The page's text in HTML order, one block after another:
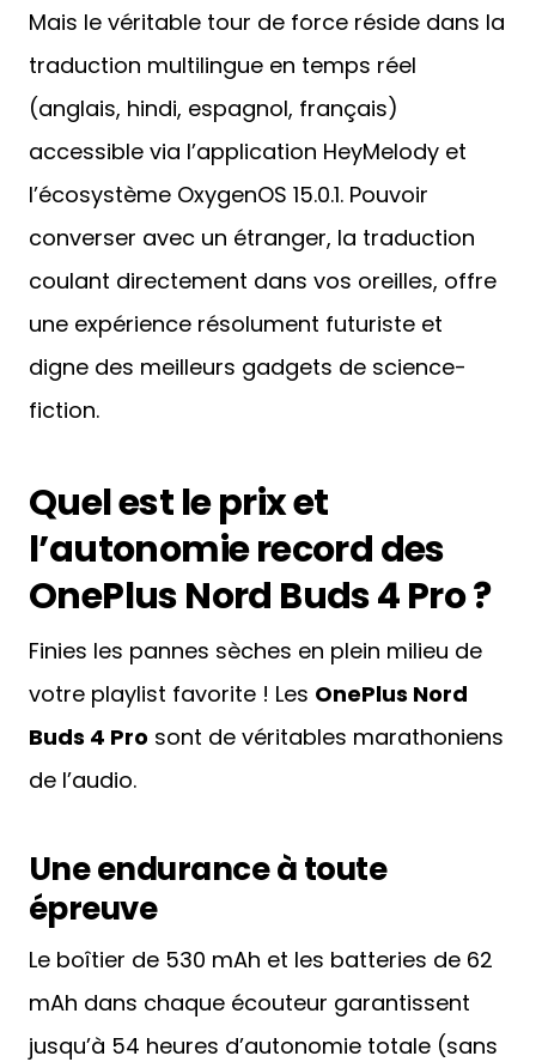
Mais le véritable tour de force réside dans la
traduction multilingue en temps réel
(anglais, hindi, espagnol, français)
accessible via l’application HeyMelody et
l’écosystème OxygenOS 15.0.1. Pouvoir
converser avec un étranger, la traduction
coulant directement dans vos oreilles, offre
une expérience résolument futuriste et
digne des meilleurs gadgets de science-
fiction.
Quel est le prix et
l’autonomie record des
OnePlus Nord Buds 4 Pro ?
Finies les pannes sèches en plein milieu de
votre playlist favorite ! Les OnePlus Nord
Buds 4 Pro sont de véritables marathoniens
de l’audio.
Une endurance à toute
épreuve
Le boîtier de 530 mAh et les batteries de 62
mAh dans chaque écouteur garantissent
jusqu’à 54 heures d’autonomie totale (sans